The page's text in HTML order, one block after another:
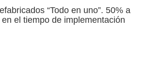
“Todo en uno”. 50% a
el tiempo de implementación